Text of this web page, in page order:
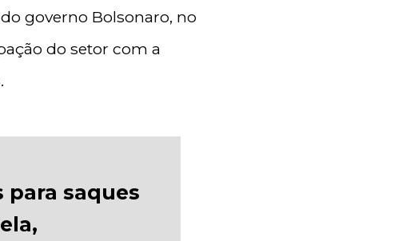
governo Bolsonaro, no
do setor com a
para saques